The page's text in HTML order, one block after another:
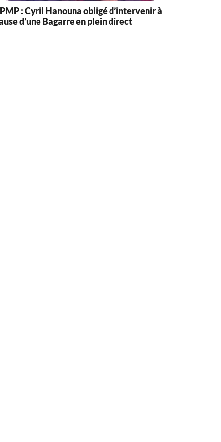
: Cyril Hanouna obligé d’intervenir à
d’une Bagarre en plein direct